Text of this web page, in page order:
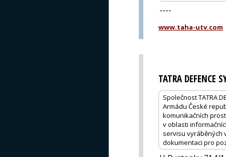
----
www.taha-utv.com
TATRA DEFENCE
Společnost TATRA
Armádu České
komunikačních
v oblasti
servisu vyráběných
dokumentaci pro